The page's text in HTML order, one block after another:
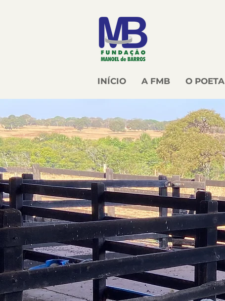
INÍCIO A FMB O POETA